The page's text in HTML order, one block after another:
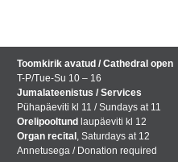
Toomkirik avatud / Cathedral open
T-P/Tue-Su 10 – 16
Jumalateenistus / Services
Pühapäeviti kl 11 / Sundays at 11
Orelipooltund laupäeviti kl 12
Organ recital , Saturdays at 12
Annetusega / Donation required